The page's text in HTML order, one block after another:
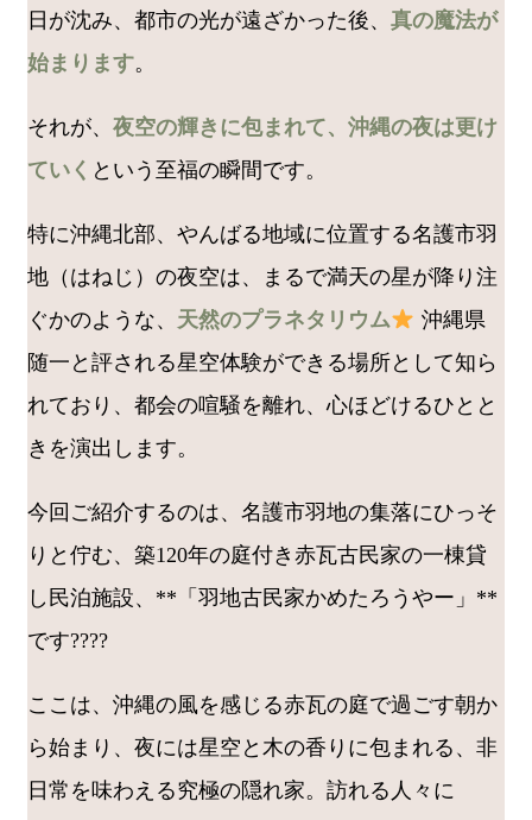
日が沈み、都市の光が遠ざかった後、 真の魔法が
始まります。
それが、 夜空の輝きに包まれて、沖縄の夜は更け
ていく という至福の瞬間です。
特に沖縄北部、やんばる地域に位置する名護市羽
地（はねじ）の夜空は、まるで満天の星が降り注
ぐかのような、 天然のプラネタリウム
沖縄県
随一と評される星空体験ができる場所として知ら
れており、都会の喧騒を離れ、心ほどけるひとと
きを演出します。
今回ご紹介するのは、名護市羽地の集落にひっそ
りと佇む、築120年の庭付き赤瓦古民家の一棟貸
し民泊施設、**「羽地古民家かめたろうやー」**
です????
ここは、沖縄の風を感じる赤瓦の庭で過ごす朝か
ら始まり、夜には星空と木の香りに包まれる、非
日常を味わえる究極の隠れ家。訪れる人々に